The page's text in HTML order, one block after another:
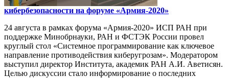
кибербезопасности на форуме «Армия-2020»
24 августа в рамках форума «Армия-2020» ИСП РАН при
поддержке Минобрнауки, РАН и ФСТЭК России провел
круглый стол «Системное программирование как ключевое
направление противодействия киберугрозам». Модератором
выступил директор Института, академик РАН А.И. Аветисян.
Целью дискуссии стало информирование о последних